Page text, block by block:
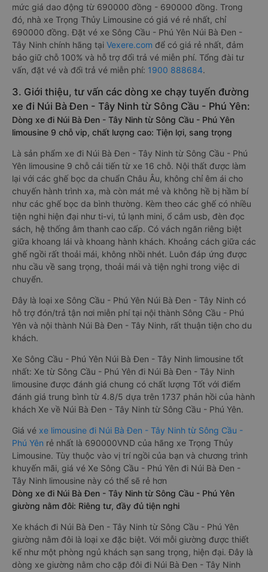
mức giá dao động từ 690000 đồng - 690000 đồng. Trong
đó, nhà xe Trọng Thủy Limousine có giá vé rẻ nhất, chỉ
690000 đồng. Đặt vé xe Sông Cầu - Phú Yên Núi Bà Đen -
Tây Ninh chính hãng tại Vexere.com để có giá rẻ nhất, đảm
bảo giữ chỗ 100% và hỗ trợ đổi trả vé miễn phí. Tổng đài tư
vấn, đặt vé và đổi trả vé miễn phí: 1900 888684.
3. Giới thiệu, tư vấn các dòng xe chạy tuyến đường
xe đi Núi Bà Đen - Tây Ninh từ Sông Cầu - Phú Yên:
Dòng xe đi Núi Bà Đen - Tây Ninh từ Sông Cầu - Phú Yên
limousine 9 chỗ vip, chất lượng cao: Tiện lợi, sang trọng
Là sản phẩm xe đi Núi Bà Đen - Tây Ninh từ Sông Cầu - Phú
Yên limousine 9 chỗ cải tiến từ xe 16 chỗ. Nội thất được làm
lại với các ghế bọc da chuẩn Châu Âu, không chỉ êm ái cho
chuyến hành trình xa, mà còn mát mẻ và không hề bị hầm bí
như các ghế bọc da bình thường. Kèm theo các ghế có nhiều
tiện nghi hiện đại như ti-vi, tủ lạnh mini, ổ cắm usb, đèn đọc
sách, hệ thống âm thanh cao cấp. Có vách ngăn riêng biệt
giữa khoang lái và khoang hành khách. Khoảng cách giữa các
ghế ngồi rất thoải mái, không nhồi nhét. Luôn đáp ứng được
nhu cầu về sang trọng, thoải mái và tiện nghi trong việc di
chuyển.
Đây là loại xe Sông Cầu - Phú Yên Núi Bà Đen - Tây Ninh có
hỗ trợ đón/trả tận nơi miễn phí tại nội thành Sông Cầu - Phú
Yên và nội thành Núi Bà Đen - Tây Ninh, rất thuận tiện cho du
khách.
Xe Sông Cầu - Phú Yên Núi Bà Đen - Tây Ninh limousine tốt
nhất: Xe từ Sông Cầu - Phú Yên đi Núi Bà Đen - Tây Ninh
limousine được đánh giá chung có chất lượng Tốt với điểm
đánh giá trung bình từ 4.8/5 dựa trên 1737 phản hồi của hành
khách Xe về Núi Bà Đen - Tây Ninh từ Sông Cầu - Phú Yên.
Giá vé xe limousine đi Núi Bà Đen - Tây Ninh từ Sông Cầu -
Phú Yên rẻ nhất là 690000VND của hãng xe Trọng Thủy
Limousine. Tùy thuộc vào vị trí ngồi của bạn và chương trình
khuyến mãi, giá vé Xe Sông Cầu - Phú Yên đi Núi Bà Đen -
Tây Ninh limousine này có thể sẽ rẻ hơn
Dòng xe đi Núi Bà Đen - Tây Ninh từ Sông Cầu - Phú Yên
giường nằm đôi: Riêng tư, đầy đủ tiện nghi
Xe khách đi Núi Bà Đen - Tây Ninh từ Sông Cầu - Phú Yên
giường nằm đôi là loại xe đặc biệt. Với mỗi giường được thiết
kế như một phòng ngủ khách sạn sang trọng, hiện đại. Đây là
dòng xe giường nằm cho cặp đôi đi Núi Bà Đen - Tây Ninh